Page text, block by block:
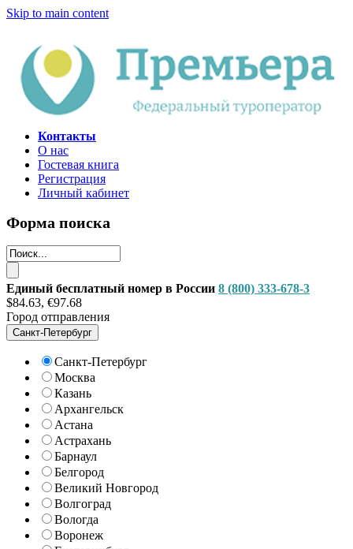
Skip to main content
Контакты
О нас
Гостевая книга
Регистрация
Личный кабинет
Форма поиска
Единый бесплатный номер в России 8 (800) 333-678-3
$84.63, €97.68
Город отправления
Санкт-Петербург
Санкт-Петербург
Москва
Казань
Архангельск
Астана
Астрахань
Барнаул
Белгород
Великий Новгород
Волгоград
Вологда
Воронеж